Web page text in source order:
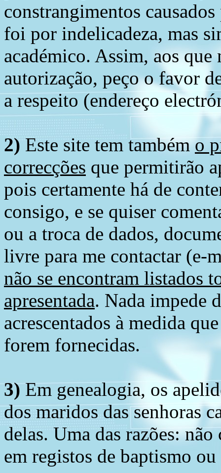
constrangimentos
foi por indelicadeza, mas
académico. Assim, aos
autorização, peço o favor
a respeito (endereço
2) Este site tem tambémo
correcções que permitirão
pois certamente há de
consigo, e se quiser
ou a troca de dados,
livre para me contactar (e-
não se encontram listados
apresentada. Nada impede
acrescentados à medida
forem fornecidas.
3)Em genealogia, os
dos maridos das senhoras
delas. Uma das razões:
em registos de baptismo